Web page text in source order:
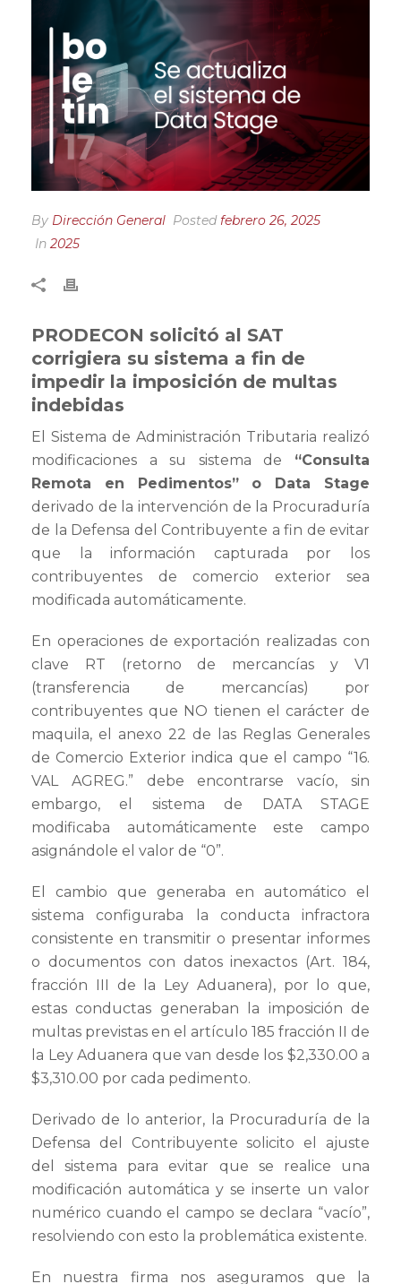
By Dirección General Posted febrero 26, 2025
In 2025
PRODECON solicitó al SAT
corrigiera su sistema a fin de
impedir la imposición de multas
indebidas
El Sistema de Administración Tributaria realizó
modificaciones a su sistema de “Consulta
Remota en Pedimentos” o Data Stage
derivado de la intervención de la Procuraduría
de la Defensa del Contribuyente a fin de evitar
que la información capturada por los
contribuyentes de comercio exterior sea
modificada automáticamente.
En operaciones de exportación realizadas con
clave RT (retorno de mercancías y V1
(transferencia de mercancías) por
contribuyentes que NO tienen el carácter de
maquila, el anexo 22 de las Reglas Generales
de Comercio Exterior indica que el campo “16.
VAL AGREG.” debe encontrarse vacío, sin
embargo, el sistema de DATA STAGE
modificaba automáticamente este campo
asignándole el valor de “0”.
El cambio que generaba en automático el
sistema configuraba la conducta infractora
consistente en transmitir o presentar informes
o documentos con datos inexactos (Art. 184,
fracción III de la Ley Aduanera), por lo que,
estas conductas generaban la imposición de
multas previstas en el artículo 185 fracción II de
la Ley Aduanera que van desde los $2,330.00 a
$3,310.00 por cada pedimento.
Derivado de lo anterior, la Procuraduría de la
Defensa del Contribuyente solicito el ajuste
del sistema para evitar que se realice una
modificación automática y se inserte un valor
numérico cuando el campo se declara “vacío”,
resolviendo con esto la problemática existente.
En nuestra firma nos aseguramos que la